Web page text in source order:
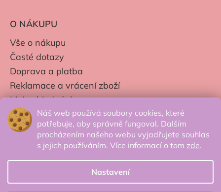
Náš web používá soubory cookies, které
potřebuje, aby správně fungoval. Dalším
procházením našeho webu vyjadřujete souhlas
s jejich používáním. Více informací o tom zde.
Nastavení
O NÁKUPU
Vše o nákupu
Časté dotazy
Doprava a platba
Reklamace a vrácení zboží
Moje objednávky
Obchodní podmínky
Zpracování os. údajů
© 2026 Secretcorner.cz - Všechna práva